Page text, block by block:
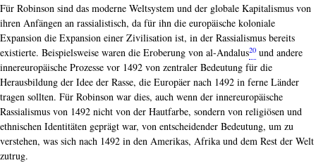
Für Robinson sind das moderne Weltsystem und der globale Kapitalismus von
ihren Anfängen an rassialistisch, da für ihn die europäische koloniale
Expansion die Expansion einer Zivilisation ist, in der Rassialismus bereits
existierte. Beispielsweise waren die Eroberung von al-Andalus20 und andere
innereuropäische Prozesse vor 1492 von zentraler Bedeutung für die
Herausbildung der Idee der Rasse, die Europäer nach 1492 in ferne Länder
tragen sollten. Für Robinson war dies, auch wenn der innereuropäische
Rassialismus von 1492 nicht von der Hautfarbe, sondern von religiösen und
ethnischen Identitäten geprägt war, von entscheidender Bedeutung, um zu
verstehen, was sich nach 1492 in den Amerikas, Afrika und dem Rest der Welt
zutrug.